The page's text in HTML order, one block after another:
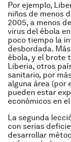
Por ejemplo,
niños de menos
2005, a menos
virus del ébola
poco tiempo la
desbordada.
ébola, y el brote
Liberia, otros
sanitario, por
alguna área (por
pueden estar
económicos en
La segunda
con serias
desarrollar